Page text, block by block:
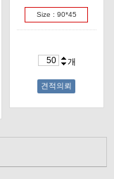
Size : 90*45
개
견적의뢰